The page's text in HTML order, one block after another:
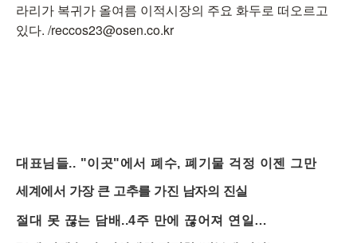
라리가 복귀가 올여름 이적시장의 주요 화두로 떠오르고
있다. /reccos23@osen.co.kr